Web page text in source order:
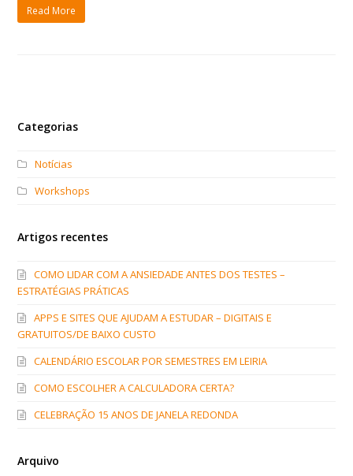
Read More
Categorias
Notícias
Workshops
Artigos recentes
COMO LIDAR COM A ANSIEDADE ANTES DOS TESTES –
ESTRATÉGIAS PRÁTICAS
APPS E SITES QUE AJUDAM A ESTUDAR – DIGITAIS E
GRATUITOS/DE BAIXO CUSTO
CALENDÁRIO ESCOLAR POR SEMESTRES EM LEIRIA
COMO ESCOLHER A CALCULADORA CERTA?
CELEBRAÇÃO 15 ANOS DE JANELA REDONDA
Arquivo